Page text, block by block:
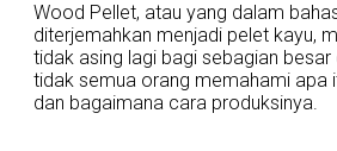
Wood Pellet, atau yang dalam
diterjemahkan menjadi pelet kayu,
tidak asing lagi bagi sebagian besar
tidak semua orang memahami apa
dan bagaimana cara produksinya.